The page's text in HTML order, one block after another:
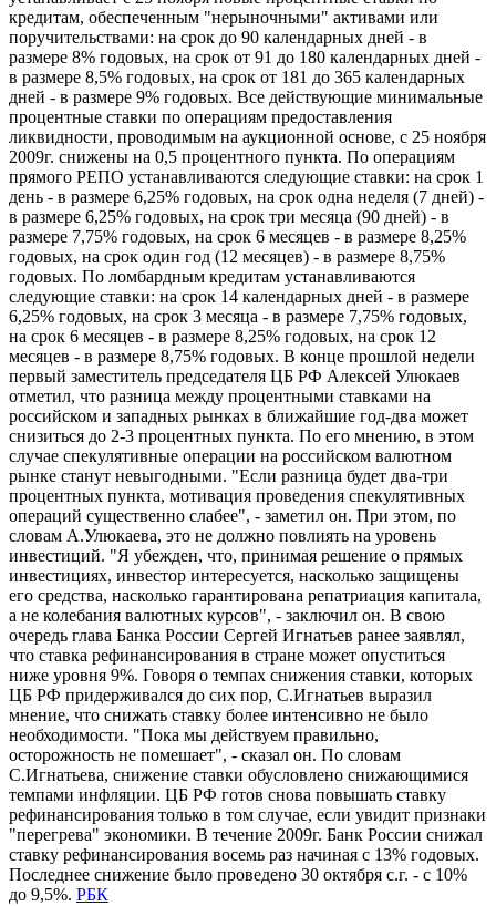
кредитам, обеспеченным "нерыночными" активами или
поручительствами: на срок до 90 календарных дней - в
размере 8% годовых, на срок от 91 до 180 календарных дней -
в размере 8,5% годовых, на срок от 181 до 365 календарных
дней - в размере 9% годовых. Все действующие минимальные
процентные ставки по операциям предоставления
ликвидности, проводимым на аукционной основе, с 25 ноября
2009г. снижены на 0,5 процентного пункта. По операциям
прямого РЕПО устанавливаются следующие ставки: на срок 1
день - в размере 6,25% годовых, на срок одна неделя (7 дней) -
в размере 6,25% годовых, на срок три месяца (90 дней) - в
размере 7,75% годовых, на срок 6 месяцев - в размере 8,25%
годовых, на срок один год (12 месяцев) - в размере 8,75%
годовых. По ломбардным кредитам устанавливаются
следующие ставки: на срок 14 календарных дней - в размере
6,25% годовых, на срок 3 месяца - в размере 7,75% годовых,
на срок 6 месяцев - в размере 8,25% годовых, на срок 12
месяцев - в размере 8,75% годовых. В конце прошлой недели
первый заместитель председателя ЦБ РФ Алексей Улюкаев
отметил, что разница между процентными ставками на
российском и западных рынках в ближайшие год-два может
снизиться до 2-3 процентных пункта. По его мнению, в этом
случае спекулятивные операции на российском валютном
рынке станут невыгодными. "Если разница будет два-три
процентных пункта, мотивация проведения спекулятивных
операций существенно слабее", - заметил он. При этом, по
словам А.Улюкаева, это не должно повлиять на уровень
инвестиций. "Я убежден, что, принимая решение о прямых
инвестициях, инвестор интересуется, насколько защищены
его средства, насколько гарантирована репатриация капитала,
а не колебания валютных курсов", - заключил он. В свою
очередь глава Банка России Сергей Игнатьев ранее заявлял,
что ставка рефинансирования в стране может опуститься
ниже уровня 9%. Говоря о темпах снижения ставки, которых
ЦБ РФ придерживался до сих пор, С.Игнатьев выразил
мнение, что снижать ставку более интенсивно не было
необходимости. "Пока мы действуем правильно,
осторожность не помешает", - сказал он. По словам
С.Игнатьева, снижение ставки обусловлено снижающимися
темпами инфляции. ЦБ РФ готов снова повышать ставку
рефинансирования только в том случае, если увидит признаки
"перегрева" экономики. В течение 2009г. Банк России снижал
ставку рефинансирования восемь раз начиная с 13% годовых.
Последнее снижение было проведено 30 октября с.г. - с 10%
до 9,5%. РБК